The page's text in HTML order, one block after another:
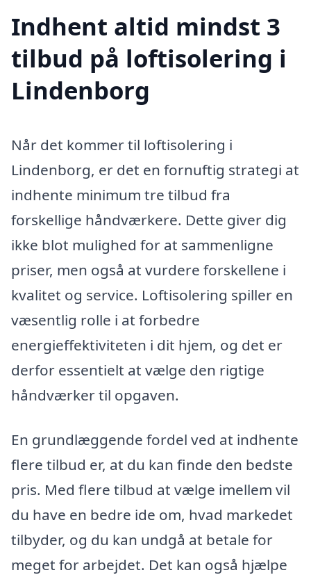
Indhent altid mindst 3
tilbud på loftisolering i
Lindenborg
Når det kommer til loftisolering i
Lindenborg, er det en fornuftig strategi at
indhente minimum tre tilbud fra
forskellige håndværkere. Dette giver dig
ikke blot mulighed for at sammenligne
priser, men også at vurdere forskellene i
kvalitet og service. Loftisolering spiller en
væsentlig rolle i at forbedre
energieffektiviteten i dit hjem, og det er
derfor essentielt at vælge den rigtige
håndværker til opgaven.
En grundlæggende fordel ved at indhente
flere tilbud er, at du kan finde den bedste
pris. Med flere tilbud at vælge imellem vil
du have en bedre ide om, hvad markedet
tilbyder, og du kan undgå at betale for
meget for arbejdet. Det kan også hjælpe